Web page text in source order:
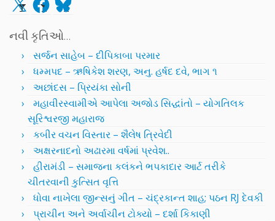
નવી કૃતિઓ…
સર્જન સાહેબ – દીપિકાબા પરમાર
ધમ્મપદ – ઋષિકેશ શરણ, અનુ. હર્ષદ દવે, ભાગ ૧
અછાંદસ – પ્રિયંકા સોની
મહાવીરસ્વામીએ આપેલા અજોડ સિદ્ધાંતો – યોગતિલક
સૂરિશ્વરજી મહારાજ
કબીર વચન વિસ્તાર – શૈલેષ ત્રિવેદી
અક્ષરનાદનો અઢારમા વર્ષમાં પ્રવેશ..
હીરામંડી – સમાજના કલંકને ભપકાદાર આર્ટ તરીકે
ચીતરવાની કુત્સિત વૃત્તિ
ધોવા નાખેલા જીન્સનું ગીત – ચંદ્રકાન્ત શાહ; પઠન RJ દેવકી
પ્રાચીન અને અર્વાચીન ટોક્યો – દર્શા કિકાણી